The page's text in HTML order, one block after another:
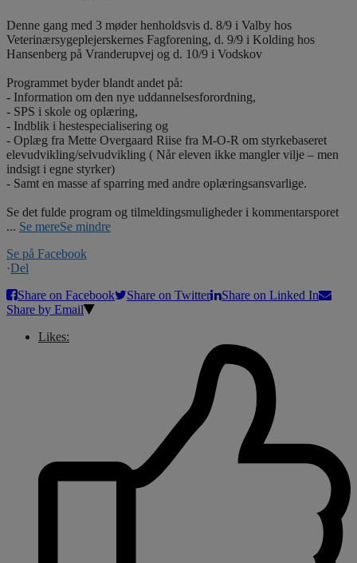
Denne gang med 3 møder henholdsvis d. 8/9 i Valby hos
Veterinærsygeplejerskernes Fagforening, d. 9/9 i Kolding hos
Hansenberg på Vranderupvej og d. 10/9 i Vodskov
Programmet byder blandt andet på:
- Information om den nye uddannelsesforordning,
- SPS i skole og oplæring,
- Indblik i hestespecialisering og
- Oplæg fra Mette Overgaard Riise fra M-O-R om styrkebaseret
elevudvikling/selvudvikling ( Når eleven ikke mangler vilje – men
indsigt i egne styrker)
- Samt en masse af sparring med andre oplæringsansvarlige.
Se det fulde program og tilmeldingsmuligheder i kommentarsporet
... Se mereSe mindre
Se på Facebook
·Del
Share on Facebook
Share on Twitter
Share on Linked In
Share by Email
Likes: